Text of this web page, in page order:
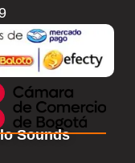
Sounds